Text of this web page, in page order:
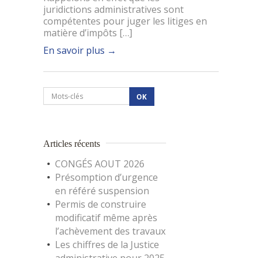
juridictions administratives sont
compétentes pour juger les litiges en
matière d’impôts […]
En savoir plus →
Articles récents
CONGÉS AOUT 2026
Présomption d’urgence
en référé suspension
Permis de construire
modificatif même après
l’achèvement des travaux
Les chiffres de la Justice